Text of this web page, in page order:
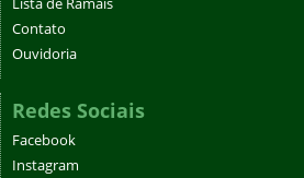
Lista de Ramais
Contato
Ouvidoria
Redes Sociais
Facebook
Instagram